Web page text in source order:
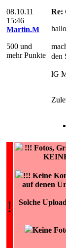
08.10.11
15:46
Martin.M
500 und
mehr Punkte
Re:
den
lG
!
!!! Fotos,
!!! Keine
auf denen
Solche
Keine